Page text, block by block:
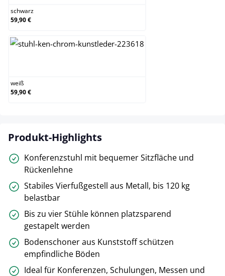
schwarz
59,90 €
weiß
59,90 €
Produkt-Highlights
Konferenzstuhl mit bequemer Sitzfläche und
Rückenlehne
Stabiles Vierfußgestell aus Metall, bis 120 kg
belastbar
Bis zu vier Stühle können platzsparend
gestapelt werden
Bodenschoner aus Kunststoff schützen
empfindliche Böden
Ideal für Konferenzen, Schulungen, Messen und